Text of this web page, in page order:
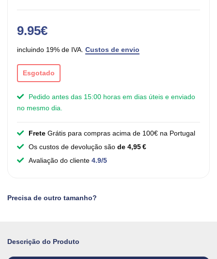
9.95€
incluindo 19% de IVA. Custos de envio
Esgotado
Pedido antes das 15:00 horas em dias úteis e enviado
no mesmo dia.
Frete Grátis para compras acima de 100€ na Portugal
Os custos de devolução são de 4,95 €
Avaliação do cliente 4.9/5
Precisa de outro tamanho?
Descrição do Produto